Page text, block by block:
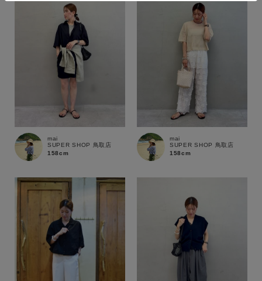
通常商品 予約商品
WEB限定
在庫
mai
SUPER SHOP 鳥取店
158cm
mai
SUPER SHOP 鳥取店
158cm